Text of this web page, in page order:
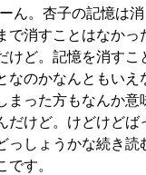
ん。杏子の記憶は
で消すことはなかっ
けど。記憶を消すこ
なのかなんともいえ
まった方もなんか意
だけど。けどけどば
っしょうかな続き読
です。